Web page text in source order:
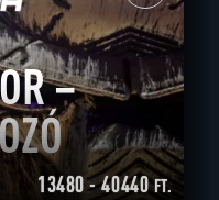
–
13480 - 40440FT.